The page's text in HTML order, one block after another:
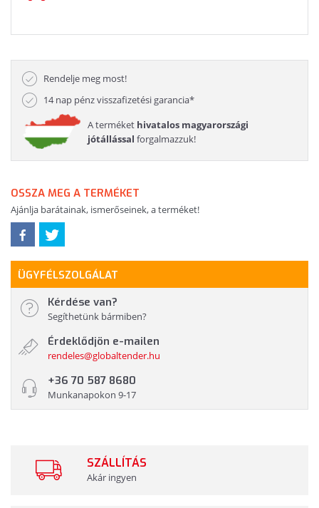
Rendelje meg most!
14 nap pénz visszafizetési garancia*
A terméket hivatalos magyarországi
jótállással forgalmazzuk!
OSSZA MEG A TERMÉKET
Ajánlja barátainak, ismerőseinek, a terméket!
ÜGYFÉLSZOLGÁLAT
Kérdése van?
Segíthetünk bármiben?
Érdeklődjön e-mailen
rendeles@globaltender.hu
+36 70 587 8680
Munkanapokon 9-17
SZÁLLÍTÁS
Akár ingyen